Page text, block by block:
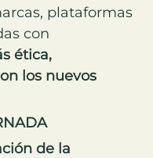
plataformas
con
ética,
los nuevos
de la